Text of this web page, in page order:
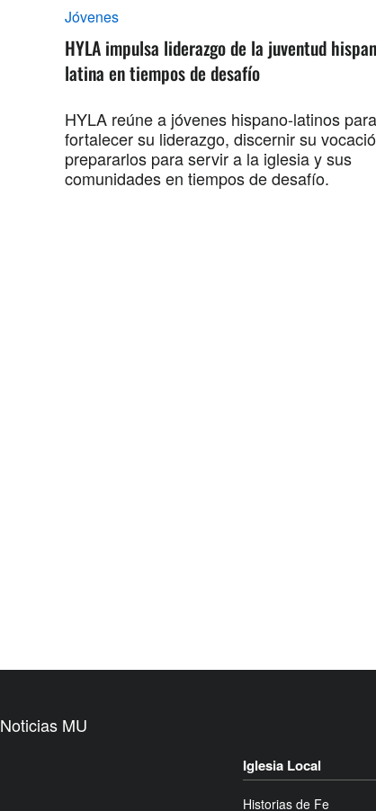
Jóvenes
HYLA impulsa liderazgo de la juventud
latina en tiempos de desafío
HYLA reúne a jóvenes hispano-latinos para
fortalecer su liderazgo, discernir su
prepararlos para servir a la iglesia y sus
comunidades en tiempos de desafío.
Noticias MU
Iglesia Local
Historias de Fe